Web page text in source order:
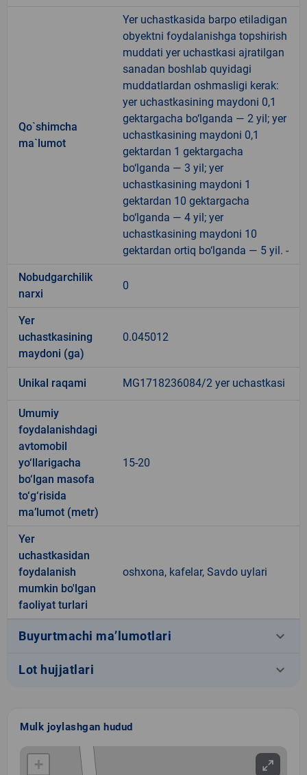
Qo`shimcha
ma`lumot
Yer uchastkasida barpo etiladigan
obyektni foydalanishga topshirish
muddati yer uchastkasi ajratilgan
sanadan boshlab quyidagi
muddatlardan oshmasligi kerak:
yer uchastkasining maydoni 0,1
gektargacha bo‘lganda — 2 yil; yer
uchastkasining maydoni 0,1
gektardan 1 gektargacha
bo‘lganda — 3 yil; yer
uchastkasining maydoni 1
gektardan 10 gektargacha
bo‘lganda — 4 yil; yer
uchastkasining maydoni 10
gektardan ortiq bo‘lganda — 5 yil. -
Nobudgarchilik
narxi
0
Yer
uchastkasining
maydoni (ga)
0.045012
Unikal raqami MG1718236084/2 yer uchastkasi
Umumiy
foydalanishdagi
avtomobil
yo‘llarigacha
bo‘lgan masofa
to‘g‘risida
ma’lumot (metr)
15-20
Yer
uchastkasidan
foydalanish
mumkin bo'lgan
faoliyat turlari
oshxona, kafelar, Savdo uylari
Buyurtmachi ma’lumotlari keyboard_arrow_down
Lot hujjatlari keyboard_arrow_down
Mulk joylashgan hudud
+